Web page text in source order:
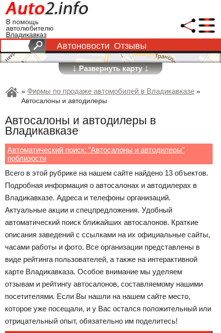
В помощь
автолюбителю
Владикавказ
Автоновости Отзывы
↓Развернуть карту↓
» Фирмы по продаже автомобилей в Владикавказе »
Автосалоны и автодилеры
Автосалоны и автодилеры в
Владикавказе
Автоматический поиск: "Автосалоны и автодилеры"
поблизости
Всего в этой рубрике на нашем сайте найдено 13 объектов.
Подробная информация о автосалонах и автодилерах в
Владикавказе. Адреса и телефоны организаций.
Актуальные акции и спецпредложения. Удобный
автоматический поиск ближайших автосалонов. Краткие
описания заведений с ссылками на их официальные сайты,
часами работы и фото. Все организации представлены в
виде рейтинга пользователей, а также на интерактивной
карте Владикавказа. Особое внимание мы уделяем
отзывам и рейтингу автосалонов, составляемому нашими
посетителями. Если Вы нашли на нашем сайте место,
которое уже посещали, и у Вас остался положительный или
отрицательный опыт, обязательно им поделитесь!